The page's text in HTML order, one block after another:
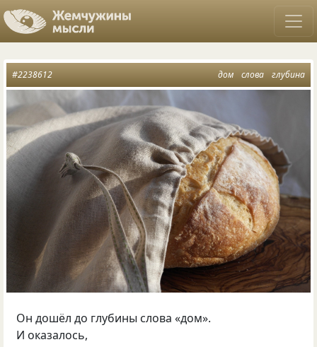
дом слова глубина
#2238612
Он дошёл до глубины слова «дом».
И оказалось,